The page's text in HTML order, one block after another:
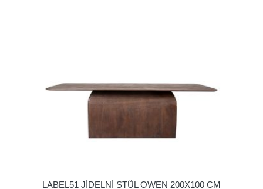
LABEL51 JÍDELNÍ STŮL OWEN 200X100 CM